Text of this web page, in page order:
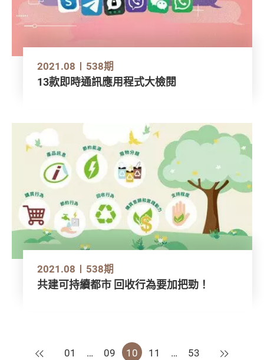
2021.08 538期
13款即時通訊應用程式大檢閱
2021.08 538期
共建可持續都市 回收行為要加把勁！
上一頁
01 … 09 10 11 … 53 下一頁